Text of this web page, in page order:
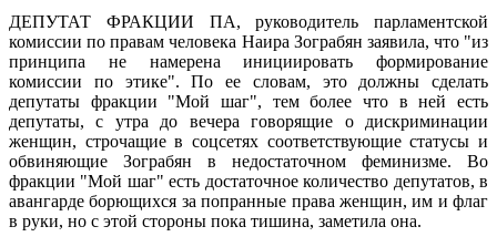
ДЕПУТАТ ФРАКЦИИ ПА, руководитель парламентской
комиссии по правам человека Наира Зограбян заявила, что "из
принципа не намерена инициировать формирование
комиссии по этике". По ее словам, это должны сделать
депутаты фракции "Мой шаг", тем более что в ней есть
депутаты, с утра до вечера говорящие о дискриминации
женщин, строчащие в соцсетях соответствующие статусы и
обвиняющие Зограбян в недостаточном феминизме. Во
фракции "Мой шаг" есть достаточное количество депутатов, в
авангарде борющихся за попранные права женщин, им и флаг
в руки, но с этой стороны пока тишина, заметила она.